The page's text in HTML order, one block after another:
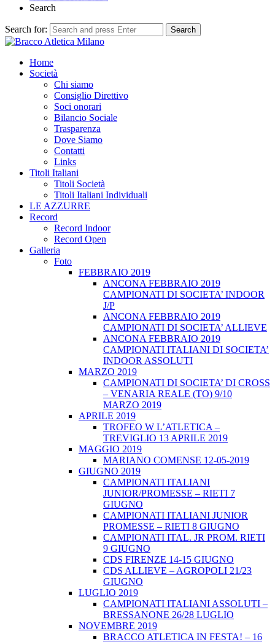
Search
Search for: Search
Home
Società
Chi siamo
Consiglio Direttivo
Soci onorari
Bilancio Sociale
Trasparenza
Dove Siamo
Contatti
Links
Titoli Italiani
Titoli Società
Titoli Italiani Individuali
LE AZZURRE
Record
Record Indoor
Record Open
Galleria
Foto
FEBBRAIO 2019
ANCONA FEBBRAIO 2019
CAMPIONATI DI SOCIETA’ INDOOR
J/P
ANCONA FEBBRAIO 2019
CAMPIONATI DI SOCIETA’ ALLIEVE
ANCONA FEBBRAIO 2019
CAMPIONATI ITALIANI DI SOCIETA’
INDOOR ASSOLUTI
MARZO 2019
CAMPIONATI DI SOCIETA’ DI CROSS
– VENARIA REALE (TO) 9/10
MARZO 2019
APRILE 2019
TROFEO W L’ATLETICA –
TREVIGLIO 13 APRILE 2019
MAGGIO 2019
MARIANO COMENSE 12-05-2019
GIUGNO 2019
CAMPIONATI ITALIANI
JUNIOR/PROMESSE – RIETI 7
GIUGNO
CAMPIONATI ITALIANI JUNIOR
PROMESSE – RIETI 8 GIUGNO
CAMPIONATI ITAL. JR PROM. RIETI
9 GIUGNO
CDS FIRENZE 14-15 GIUGNO
CDS ALLIEVE – AGROPOLI 21/23
GIUGNO
LUGLIO 2019
CAMPIONATI ITALIANI ASSOLUTI –
BRESSANONE 26/28 LUGLIO
NOVEMBRE 2019
BRACCO ATLETICA IN FESTA! – 16